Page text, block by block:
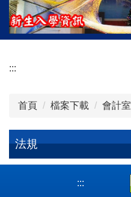
:::
首頁 檔案下載 會計室
法規
:::